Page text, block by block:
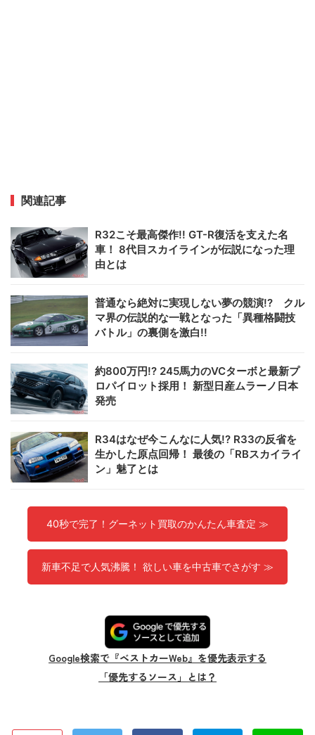
関連記事
R32こそ最高傑作!! GT-R復活を支えた名
車！ 8代目スカイラインが伝説になった理
由とは
普通なら絶対に実現しない夢の競演!? クル
マ界の伝説的な一戦となった「異種格闘技
バトル」の裏側を激白!!
約800万円!? 245馬力のVCターボと最新プ
ロパイロット採用！ 新型日産ムラーノ日本
発売
R34はなぜ今こんなに人気!? R33の反省を
生かした原点回帰！ 最後の「RBスカイライ
ン」魅了とは
40秒で完了！グーネット買取のかんたん車査定 ≫
新車不足で人気沸騰！ 欲しい車を中古車でさがす ≫
Google検索で『ベストカーWeb』を優先表示する
「優先するソース」とは？